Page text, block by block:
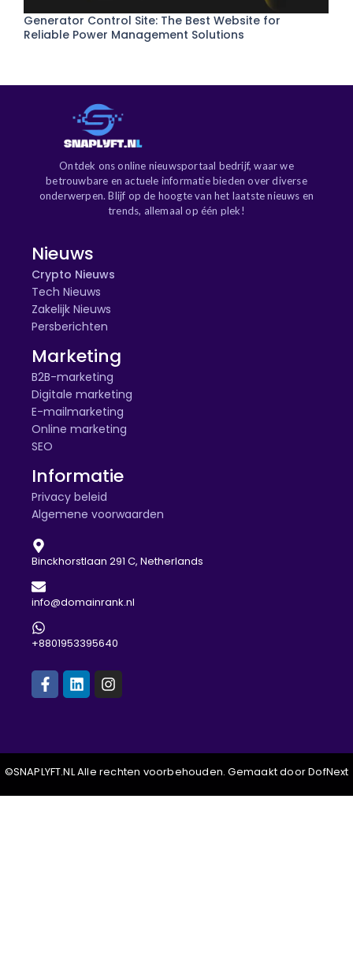
Generator Control Site: The Best Website for
Reliable Power Management Solutions
Ontdek ons online nieuwsportaal bedrijf, waar we
betrouwbare en actuele informatie bieden over diverse
onderwerpen. Blijf op de hoogte van het laatste nieuws en
trends, allemaal op één plek!
Nieuws
Crypto Nieuws
Tech Nieuws
Zakelijk Nieuws
Persberichten
Marketing
B2B-marketing
Digitale marketing
E-mailmarketing
Online marketing
SEO
Informatie
Privacy beleid
Algemene voorwaarden
Binckhorstlaan 291 C, Netherlands
info@domainrank.nl
+8801953395640
©SNAPLYFT.NL Alle rechten voorbehouden. Gemaakt door DofNext